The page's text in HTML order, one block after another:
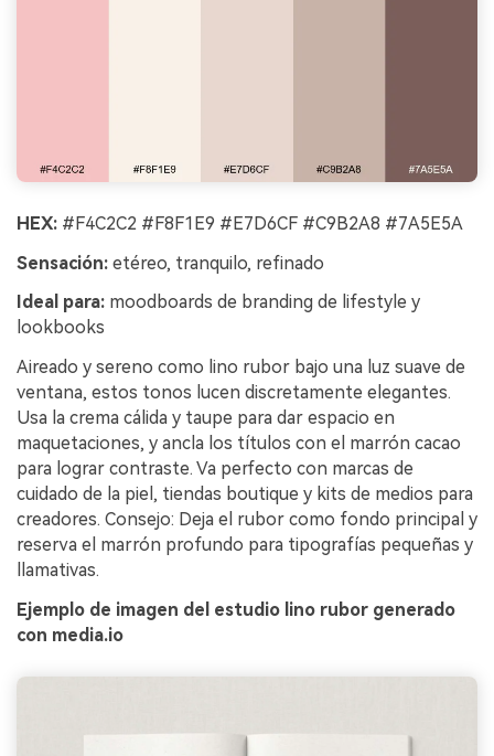
HEX: #F4C2C2 #F8F1E9 #E7D6CF #C9B2A8 #7A5E5A
Sensación: etéreo, tranquilo, refinado
Ideal para: moodboards de branding de lifestyle y
lookbooks
Aireado y sereno como lino rubor bajo una luz suave de
ventana, estos tonos lucen discretamente elegantes.
Usa la crema cálida y taupe para dar espacio en
maquetaciones, y ancla los títulos con el marrón cacao
para lograr contraste. Va perfecto con marcas de
cuidado de la piel, tiendas boutique y kits de medios para
creadores. Consejo: Deja el rubor como fondo principal y
reserva el marrón profundo para tipografías pequeñas y
llamativas.
Ejemplo de imagen del estudio lino rubor generado
con media.io